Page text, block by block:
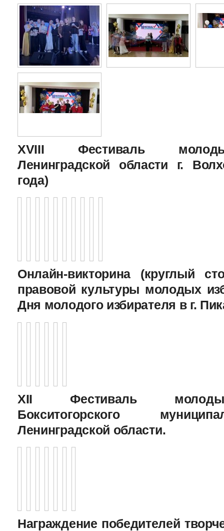
XVIII Фестиваль
Ленинградской области г.
года)
Онлайн-викторина (круглый
правовой культуры молодых
Дня молодого избирателя в г.
XII Фестиваль
Бокситогорского
Ленинградской области.
Награждение победителей